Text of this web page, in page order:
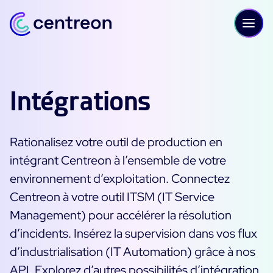
PLATEFORME
Centreon Infra Monitoring - Démo Produit
Centreon Infra Monitoring - Essai gratuit
Centreon Experience Monitoring - Démo Produit
Centreon Experience Monitoring - Essai Gratuit
IT Infrastructure Monitoring
Intégrations
Rationalisez votre outil de production en
intégrant Centreon à l’ensemble de votre
environnement d’exploitation. Connectez
Centreon à votre outil ITSM (IT Service
Management) pour accélérer la résolution
d’incidents. Insérez la supervision dans vos flux
d’industrialisation (IT Automation) grâce à nos